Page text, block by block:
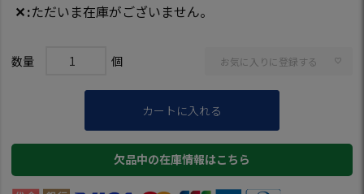
✕ ただいま在庫がございません。
お気に入りに登録する
カートに入れる
欠品中の在庫情報はこちら